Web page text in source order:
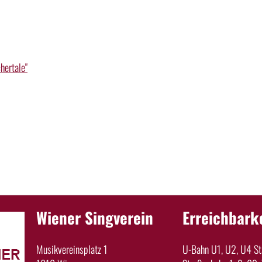
Wiener Singverein
Musikvereinsplatz 1
U-Bahn U1, U2, U4